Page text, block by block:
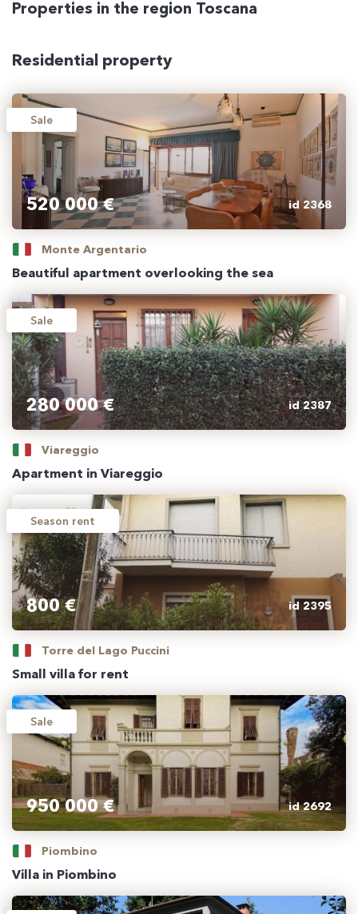
Properties in the region Toscana
Residential property
Sale
520 000 € id 2368
Monte Argentario
Beautiful apartment overlooking the sea
Sale
280 000 € id 2387
Viareggio
Apartment in Viareggio
Season rent
800 € id 2395
Torre del Lago Puccini
Small villa for rent
Sale
950 000 € id 2692
Piombino
Villa in Piombino